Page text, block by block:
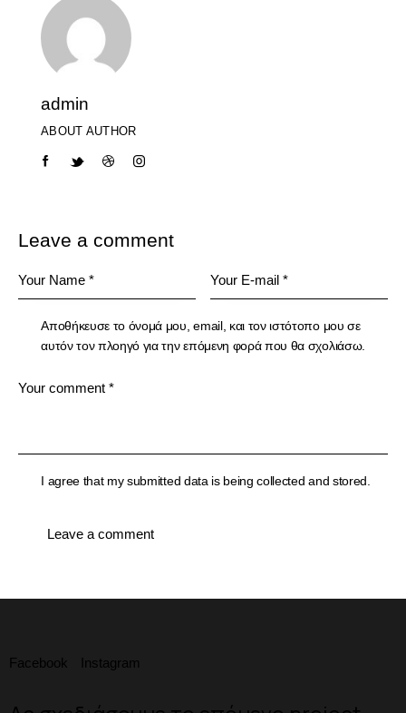
admin
ABOUT AUTHOR
Leave a comment
Αποθήκευσε το όνομά μου, email, και τον ιστότοπο μου σε
αυτόν τον πλοηγό για την επόμενη φορά που θα σχολιάσω.
I agree that my submitted data is being collected and stored.
Facebook Instagram